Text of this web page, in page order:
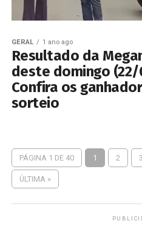
GERAL 1 ano ago
Resultado da
deste domingo (22/
Confira os
sorteio
PÁGINA 1 DE 40 1 2 3
ÚLTIMA »